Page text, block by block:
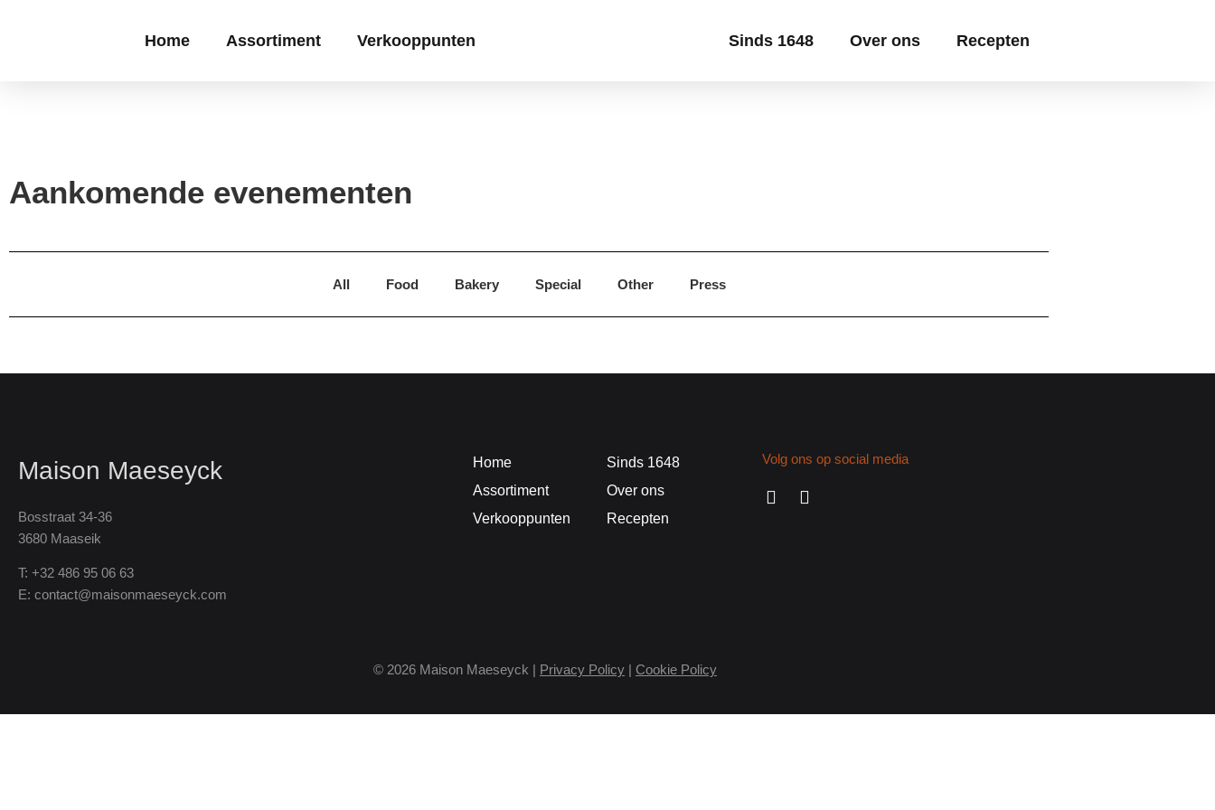
Home Assortiment Verkooppunten Sinds 1648 Over ons Recepten
Aankomende evenementen
All Food Bakery Special Other Press
Maison Maeseyck
Bosstraat 34-36
3680 Maaseik
T: +32 486 95 06 63
E: contact@maisonmaeseyck.com
Home
Assortiment
Verkooppunten
Sinds 1648
Over ons
Recepten
Volg ons op social media
© 2026 Maison Maeseyck | Privacy Policy | Cookie Policy